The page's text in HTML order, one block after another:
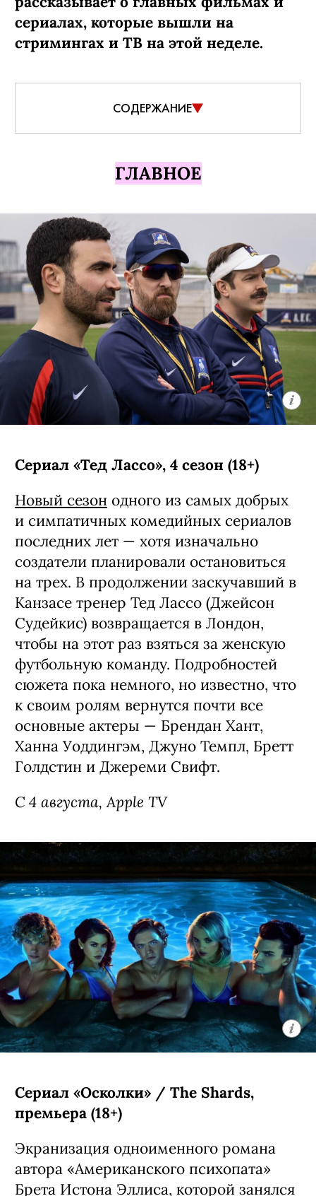
сериалах, которые вышли на
стримингах и ТВ на этой неделе.
СОДЕРЖАНИЕ
ГЛАВНОЕ
Сериал «Тед Лассо», 4 сезон (18+)
Новый сезон одного из самых добрых
и симпатичных комедийных сериалов
последних лет — хотя изначально
создатели планировали остановиться
на трех. В продолжении заскучавший в
Канзасе тренер Тед Лассо (Джейсон
Судейкис) возвращается в Лондон,
чтобы на этот раз взяться за женскую
футбольную команду. Подробностей
сюжета пока немного, но известно, что
к своим ролям вернутся почти все
основные актеры — Брендан Хант,
Ханна Уоддингэм, Джуно Темпл, Бретт
Голдстин и Джереми Свифт.
С 4 августа, Apple TV
Сериал «Осколки» / The Shards,
премьера (18+)
Экранизация одноименного романа
автора «Американского психопата»
Брета Истона Эллиса, которой занялся